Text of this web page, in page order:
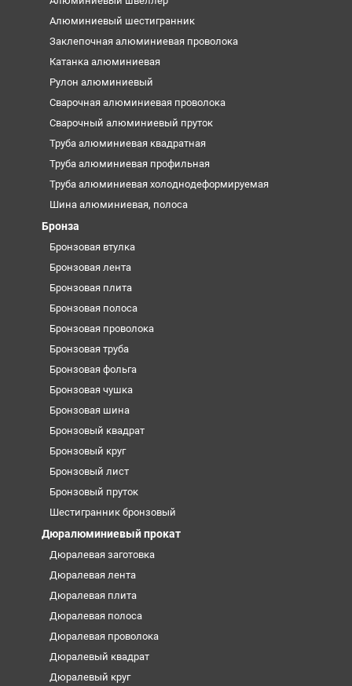
Алюминиевый шестигранник
Заклепочная алюминиевая проволока
Катанка алюминиевая
Рулон алюминиевый
Сварочная алюминиевая проволока
Сварочный алюминиевый пруток
Труба алюминиевая квадратная
Труба алюминиевая профильная
Труба алюминиевая холоднодеформируемая
Шина алюминиевая, полоса
Бронза
Бронзовая втулка
Бронзовая лента
Бронзовая плита
Бронзовая полоса
Бронзовая проволока
Бронзовая труба
Бронзовая фольга
Бронзовая чушка
Бронзовая шина
Бронзовый квадрат
Бронзовый круг
Бронзовый лист
Бронзовый пруток
Шестигранник бронзовый
Дюралюминиевый прокат
Дюралевая заготовка
Дюралевая лента
Дюралевая плита
Дюралевая полоса
Дюралевая проволока
Дюралевый квадрат
Дюралевый круг